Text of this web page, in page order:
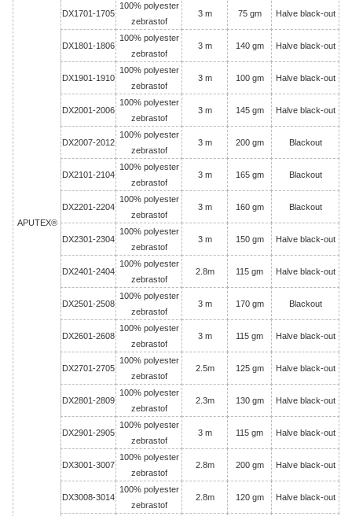
APUTEX®
DX1701-1705
100% polyester
zebrastof
3 m 75 gm Halve black-out
DX1801-1806
100% polyester
zebrastof
3 m 140 gm Halve black-out
DX1901-1910
100% polyester
zebrastof
3 m 100 gm Halve black-out
DX2001-2006
100% polyester
zebrastof
3 m 145 gm Halve black-out
DX2007-2012
100% polyester
zebrastof
3 m 200 gm Blackout
DX2101-2104
100% polyester
zebrastof
3 m 165 gm Blackout
DX2201-2204
100% polyester
zebrastof
3 m 160 gm Blackout
DX2301-2304
100% polyester
zebrastof
3 m 150 gm Halve black-out
DX2401-2404
100% polyester
zebrastof
2.8m 115 gm Halve black-out
DX2501-2508
100% polyester
zebrastof
3 m 170 gm Blackout
DX2601-2608
100% polyester
zebrastof
3 m 115 gm Halve black-out
DX2701-2705
100% polyester
zebrastof
2.5m 125 gm Halve black-out
DX2801-2809
100% polyester
zebrastof
2.3m 130 gm Halve black-out
DX2901-2905
100% polyester
zebrastof
3 m 115 gm Halve black-out
DX3001-3007
100% polyester
zebrastof
2.8m 200 gm Halve black-out
DX3008-3014
100% polyester
zebrastof
2.8m 120 gm Halve black-out